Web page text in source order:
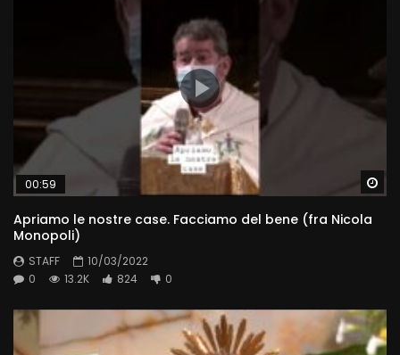
00:59
Apriamo le nostre case. Facciamo del bene (fra Nicola
Monopoli)
STAFF
10/03/2022
0
13.2K 824 0